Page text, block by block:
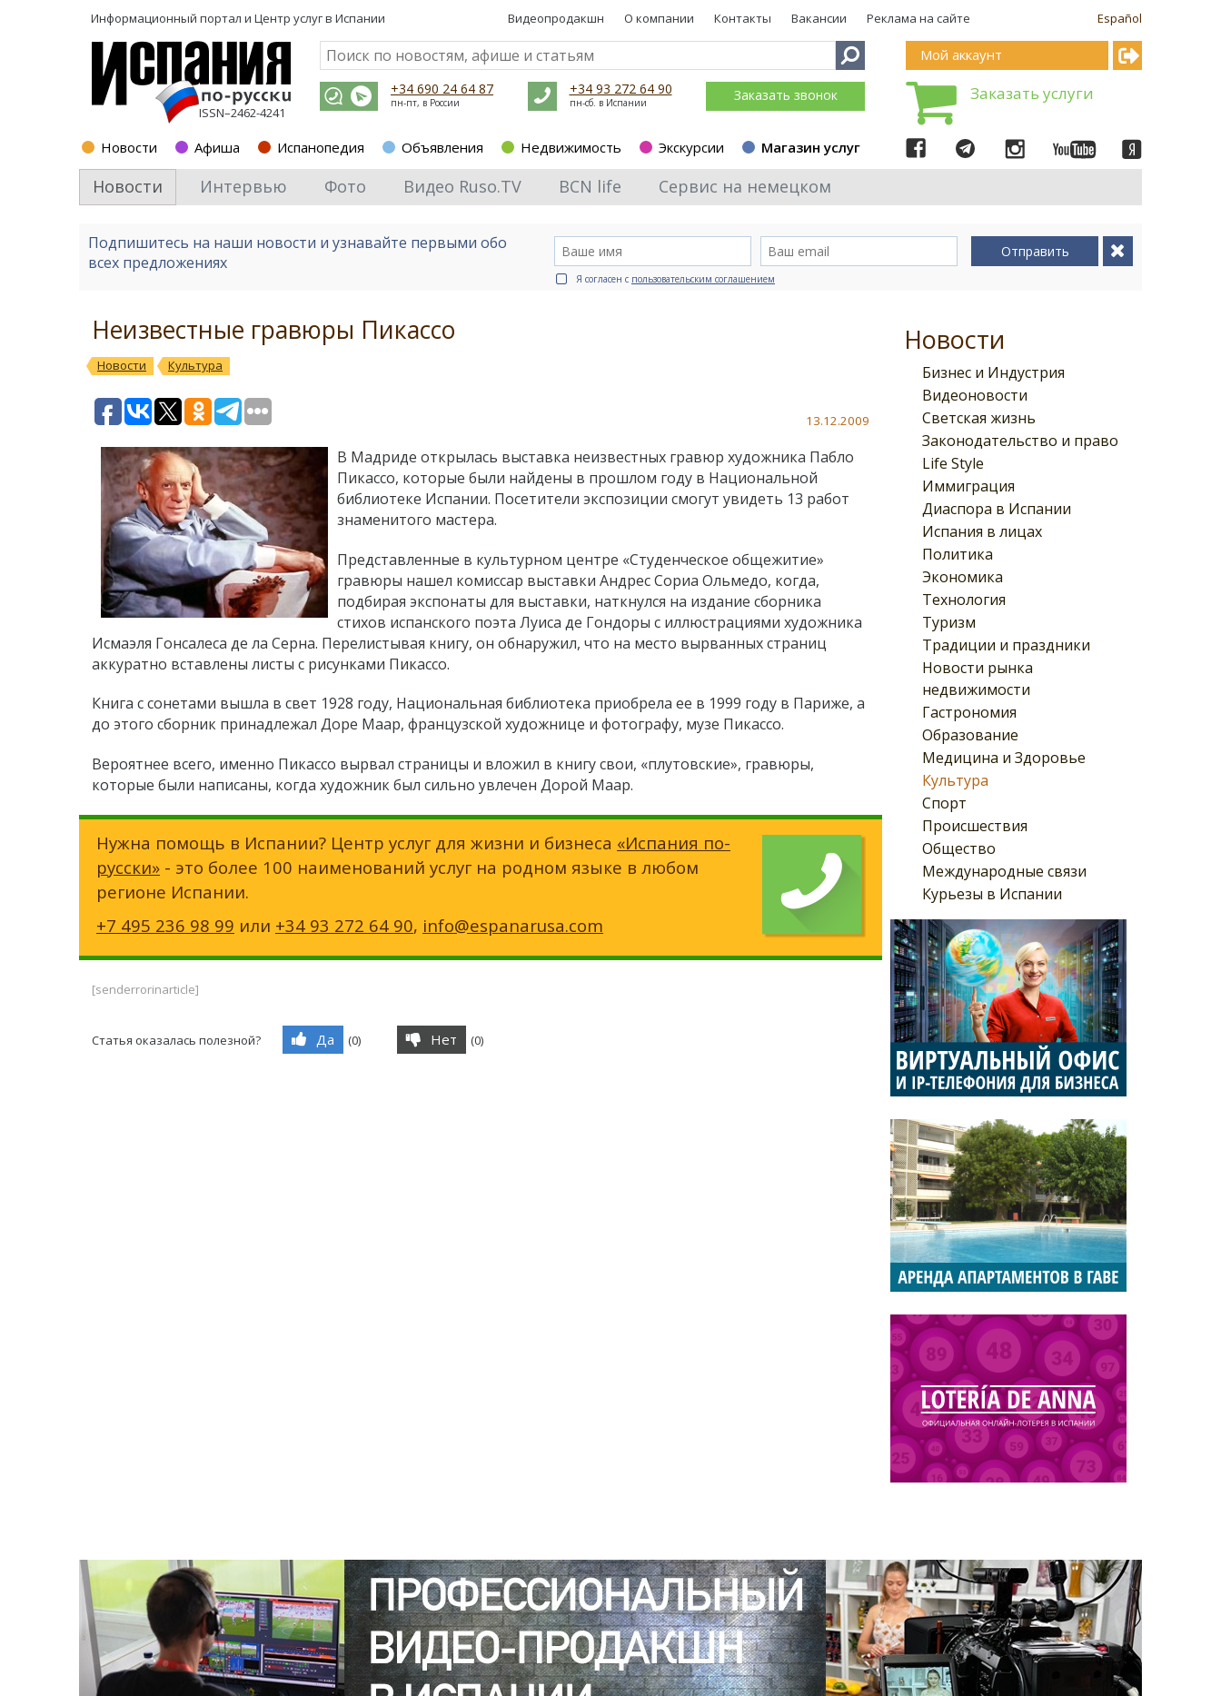
Информационный портал и Центр услуг в Испании Español
Видеопродакшн О компании Контакты Вакансии Реклама на сайте
ISSN–2462-4241
+34 690 24 64 87
пн-пт, в России
+34 93 272 64 90
пн-сб. в Испании Заказать звонок
Новости Афиша Испанопедия Объявления Недвижимость Экскурсии Магазин услуг
Мой аккаунт
Заказать услуги
Новости Интервью Фото Видео Ruso.TV BCN life Сервис на немецком
Подпишитесь на наши новости и узнавайте первыми обо
всех предложениях
Отправить
Я согласен с пользовательским соглашением
Новости
Бизнес и Индустрия
Видеоновости
Светская жизнь
Законодательство и право
Life Style
Иммиграция
Диаспора в Испании
Испания в лицах
Политика
Экономика
Технология
Туризм
Традиции и праздники
Новости рынка
недвижимости
Гастрономия
Образование
Медицина и Здоровье
Культура
Спорт
Происшествия
Общество
Международные связи
Курьезы в Испании
Неизвестные гравюры Пикассо
Новости Культура
13.12.2009
В Мадриде открылась выставка неизвестных гравюр художника Пабло
Пикассо, которые были найдены в прошлом году в Национальной
библиотеке Испании. Посетители экспозиции смогут увидеть 13 работ
знаменитого мастера.
Представленные в культурном центре «Студенческое общежитие»
гравюры нашел комиссар выставки Андрес Сориа Ольмедо, когда,
подбирая экспонаты для выставки, наткнулся на издание сборника
стихов испанского поэта Луиса де Гондоры с иллюстрациями художника
Исмаэля Гонсалеса де ла Серна. Перелистывая книгу, он обнаружил, что на место вырванных страниц
аккуратно вставлены листы с рисунками Пикассо.
Книга с сонетами вышла в свет 1928 году, Национальная библиотека приобрела ее в 1999 году в Париже, а
до этого сборник принадлежал Доре Маар, французской художнице и фотографу, музе Пикассо.
Вероятнее всего, именно Пикассо вырвал страницы и вложил в книгу свои, «плутовские», гравюры,
которые были написаны, когда художник был сильно увлечен Дорой Маар.
Нужна помощь в Испании? Центр услуг для жизни и бизнеса «Испания по-
русски» - это более 100 наименований услуг на родном языке в любом
регионе Испании.
+7 495 236 98 99 или +34 93 272 64 90, info@espanarusa.com
[senderrorinarticle]
Статья оказалась полезной? Да (0) Нет (0)